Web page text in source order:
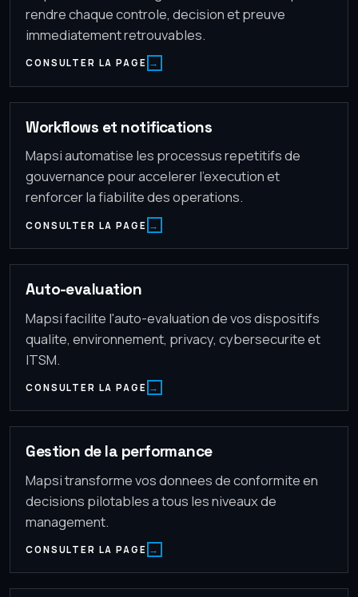
rendre chaque controle, decision et preuve
immediatement retrouvables.
CONSULTER LA PAGE
Workflows et notifications
Mapsi automatise les processus repetitifs de
gouvernance pour accelerer l'execution et
renforcer la fiabilite des operations.
CONSULTER LA PAGE
Auto-evaluation
Mapsi facilite l'auto-evaluation de vos dispositifs
qualite, environnement, privacy, cybersecurite et
ITSM.
CONSULTER LA PAGE
Gestion de la performance
Mapsi transforme vos donnees de conformite en
decisions pilotables a tous les niveaux de
management.
CONSULTER LA PAGE